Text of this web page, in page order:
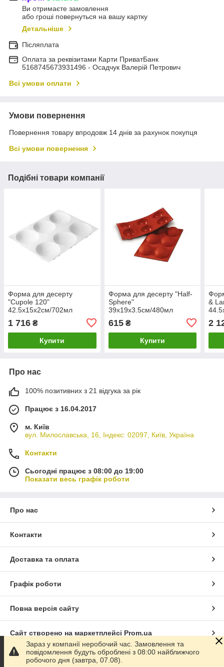
Ви отримаєте замовлення
або гроші повернуться на вашу картку
Детальніше
Післяплата
Оплата за реквізитами Карти ПриватБанк
5168745673931496 - Осадчук Валерій Петрович
Всі умови оплати
Умови повернення
Повернення товару впродовж 14 днів за рахунок покупця
Всі умови повернення
Подібні товари компанії
Форма для десерту
"Cupole 120"
42.5х15х2см/702мл
1 716 ₴
Купити
Форма для десерту "Half-
Sphere"
39х19х3.5см/480мл
615₴
Купити
&
2
Про нас
100% позитивних з 21 відгука за рік
Працює з 16.04.2017
м. Київ
вул. Милославська, 16, Індекс: 02097, Київ, Україна
Контакти
Сьогодні працює з 08:00 до 19:00
Показати весь графік роботи
Про нас
Контакти
Доставка та оплата
Графік роботи
Повна версія сайту
Сайт створено на маркетплейсі Prom.ua
Політика конфіденційності
Зараз у компанії неробочий час. Замовлення та
повідомлення будуть оброблені з 08:00 найближчого
робочого дня (завтра, 07.08).